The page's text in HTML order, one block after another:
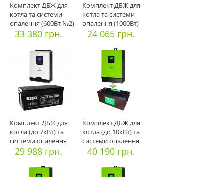
Комплект ДБЖ для
котла та системи
опалення (600Вт №2)
33 380 грн.
Комплект ДБЖ для
котла та системи
опалення (1000Вт)
24 065 грн.
Комплект ДБЖ для
котла (до 7кВт) та
системи опалення
(компле
29 988 грн.
Комплект ДБЖ для
котла (до 10кВт) та
системи опалення
(компл
40 190 грн.